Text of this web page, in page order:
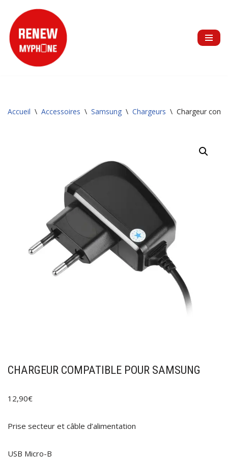
Aller
au
contenu
Accueil \ Accessoires \ Samsung \ Chargeurs \ Chargeur
CHARGEUR COMPATIBLE POUR SAMSUNG
12,90€
Prise secteur et câble d’alimentation
USB Micro-B